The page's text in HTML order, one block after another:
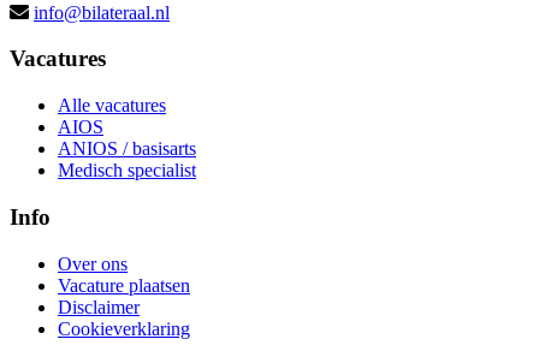
info@bilateraal.nl
Vacatures
Alle vacatures
AIOS
ANIOS / basisarts
Medisch specialist
Info
Over ons
Vacature plaatsen
Disclaimer
Cookieverklaring